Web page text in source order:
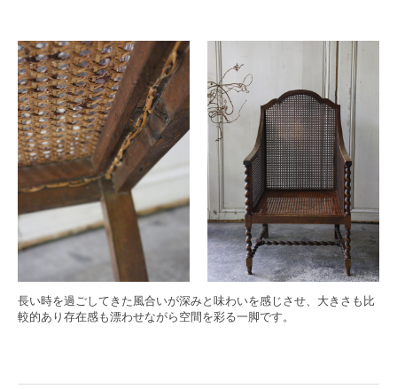
長い時を過ごしてきた風合いが深みと味わいを感じさせ、大きさも比
較的あり存在感も漂わせながら空間を彩る一脚です。